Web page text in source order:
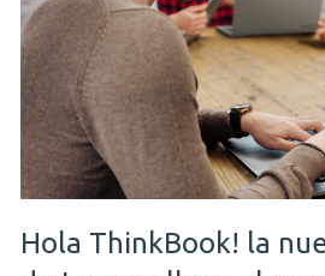
y
Hola ThinkBook! la